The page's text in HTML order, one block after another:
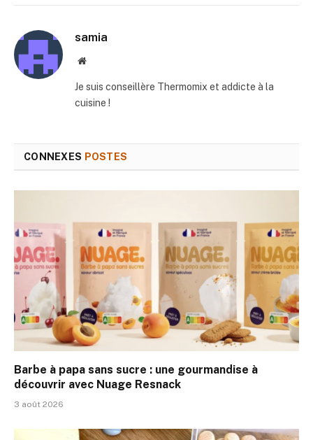
samia
Site
Je suis conseillère Thermomix et addicte à la
cuisine !
CONNEXES POSTES
Barbe à papa sans sucre : une gourmandise à
découvrir avec Nuage Resnack
3 août 2026